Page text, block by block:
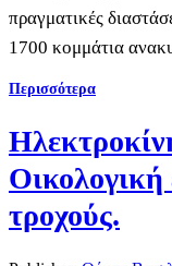
πραγματικές
1700 κομμάτια
Περισσότερα
Οικολογική
τροχούς.